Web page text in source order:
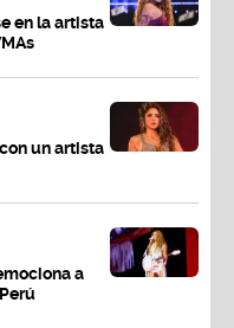
en la artista
un artista
a